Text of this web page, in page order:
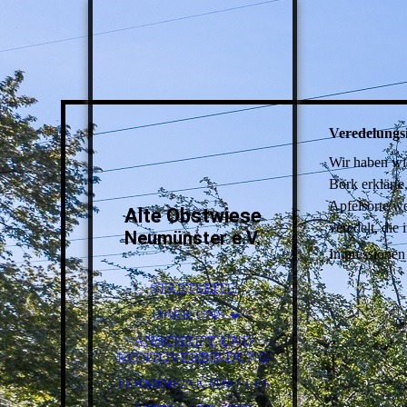
Alte Obstwiese
Neumünster e.V.
STARTSEITE
ÜBER UNS
SORTENLISTE DES OBSTES
ANSCHRIFT UND
KONTOVERBINDUNG
TERMINE/AKTUELLES
Wir haben
Bork
Apfelsorte
veredelt, die